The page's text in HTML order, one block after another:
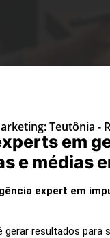
Teutônia -
em
e médias
expert em
resultados para